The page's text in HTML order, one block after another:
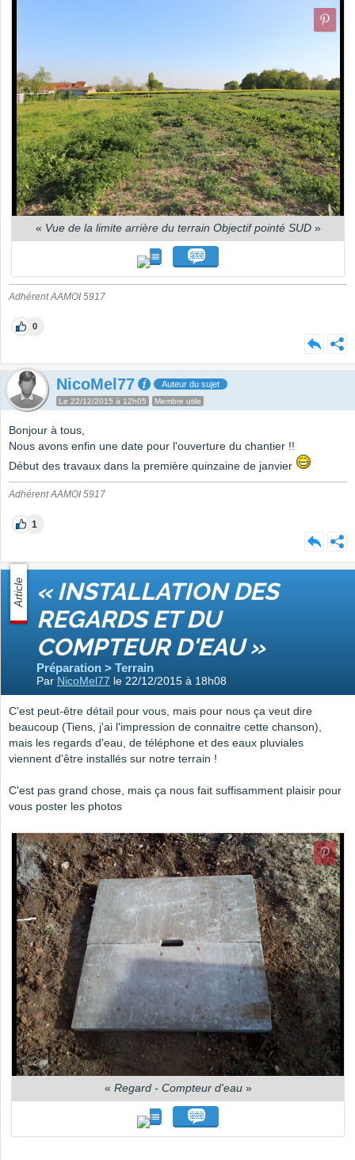
« Vue de la limite arrière du terrain Objectif pointé SUD»
Adhérent AAMOI 5917
0
NicoMel77 Auteur du sujet
Le 22/12/2015 à 12h05 Membre utile
Bonjour à tous,
Nous avons enfin une date pour l'ouverture du chantier !!
Début des travaux dans la première quinzaine de janvier
Adhérent AAMOI 5917
1
Article « INSTALLATION DES
REGARDS ET DU
COMPTEUR D'EAU »
Préparation > Terrain
Par NicoMel77 le 22/12/2015 à 18h08
C'est peut-être détail pour vous, mais pour nous ça veut dire
beaucoup (Tiens, j'ai l'impression de connaitre cette chanson),
mais les regards d'eau, de téléphone et des eaux pluviales
viennent d'être installés sur notre terrain !
C'est pas grand chose, mais ça nous fait suffisamment plaisir pour
vous poster les photos
« Regard - Compteur d'eau»